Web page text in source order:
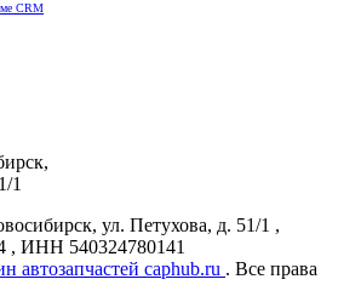
CRM
1
ул. Петухова, д. 51/1 ,
, ИНН 540324780141
автозапчастей caphub.ru . Все права